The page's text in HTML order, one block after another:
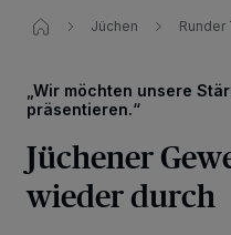
Jüchen
„Wir möchten unsere
präsentieren.“
Jüchener
wieder durch